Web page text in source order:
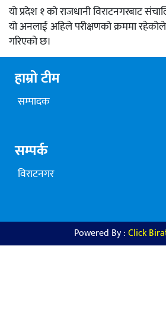
यो प्रदेश १ को राजधानी विराटनगरबाट
यो अनलाई अहिले परीक्षणको क्रममा
गरिएको छ।
हाम्रो टीम
सम्पादक
सम्पर्क
विराटनगर
Powered By :Click